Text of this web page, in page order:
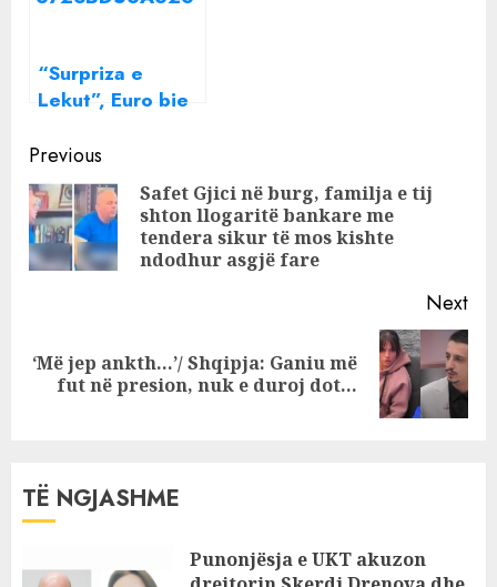
“Surpriza e
Lekut”, Euro bie
121 lekëve, arrin
nivelin më të ulët
që në janar
Continue
Reading
Previous
Safet Gjici në burg, familja e tij
shton llogaritë bankare me
tendera sikur të mos kishte
ndodhur asgjë fare
Next
Next
post:
‘Më jep ankth…’/ Shqipja: Ganiu më
fut në presion, nuk e duroj dot…
TË NGJASHME
Punonjësja e UKT akuzon